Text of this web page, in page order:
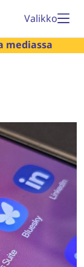
Valikko
mediassa